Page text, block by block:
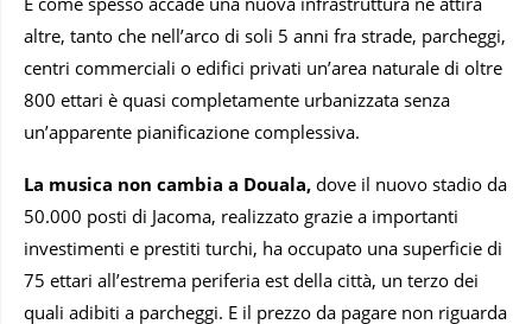
altre, tanto che nell’arco di soli 5 anni fra strade, parcheggi,
centri commerciali o edifici privati un’area naturale di oltre
800 ettari è quasi completamente urbanizzata senza
un’apparente pianificazione complessiva.
La musica non cambia a Douala, dove il nuovo stadio da
50.000 posti di Jacoma, realizzato grazie a importanti
investimenti e prestiti turchi, ha occupato una superficie di
75 ettari all’estrema periferia est della città, un terzo dei
quali adibiti a parcheggi. E il prezzo da pagare non riguarda